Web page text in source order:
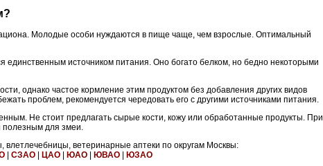
Молодые особи нуждаются в пище чаще, чем взрослые. Оптимальный
источником питания. Оно богато белком, но бедно некоторыми
однако частое кормление этим продуктом без добавления других видов
проблем, рекомендуется чередовать его с другими источниками питания.
Не стоит предлагать сырые кости, кожу или обработанные продукты. При
для змеи.
влетлечебницы, ветеринарные аптеки по округам Москвы:
| СЗАО | ЦАО | ЮАО | ЮВАО | ЮЗАО